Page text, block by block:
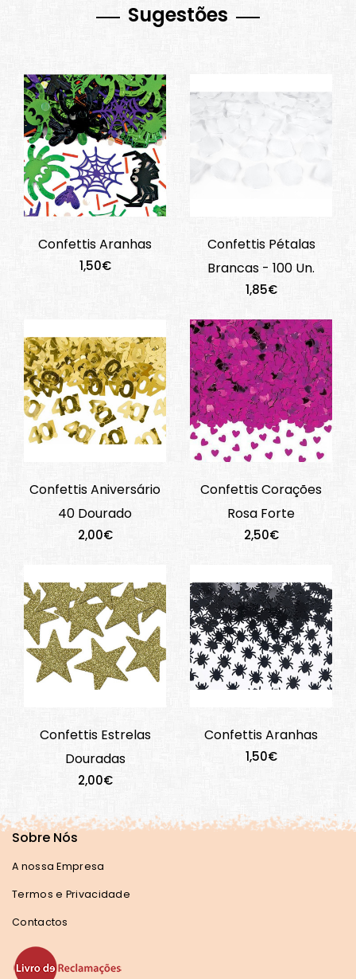
Sugestões
Confettis Aranhas
1,50€
Confettis Pétalas
Brancas - 100 Un.
1,85€
Confettis Aniversário
40 Dourado
2,00€
Confettis Corações
Rosa Forte
2,50€
Confettis Estrelas
Douradas
2,00€
Confettis Aranhas
1,50€
Sobre Nós
A nossa Empresa
Termos e Privacidade
Contactos